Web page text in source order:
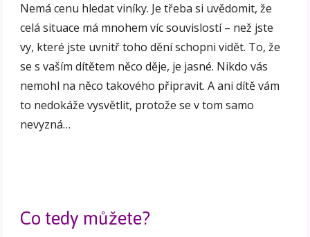
Nemá cenu hledat viníky. Je třeba si uvědomit, že
celá situace má mnohem víc souvislostí – než jste
vy, které jste uvnitř toho dění schopni vidět. To, že
se s vaším dítětem něco děje, je jasné. Nikdo vás
nemohl na něco takového připravit. A ani dítě vám
to nedokáže vysvětlit, protože se v tom samo
nevyzná…
Co tedy můžete?